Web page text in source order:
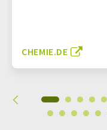
CHEMIE.DE